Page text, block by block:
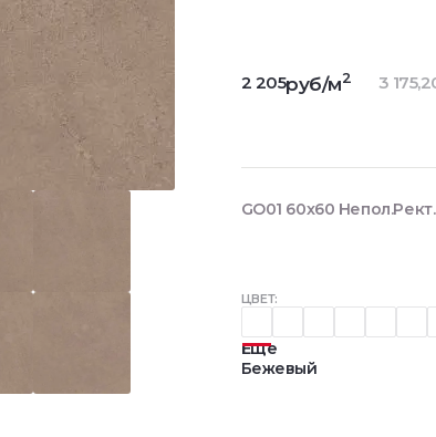
ЦВЕТ:
Еще
Бежевый
2 205руб/м2 3
GO01 60x60